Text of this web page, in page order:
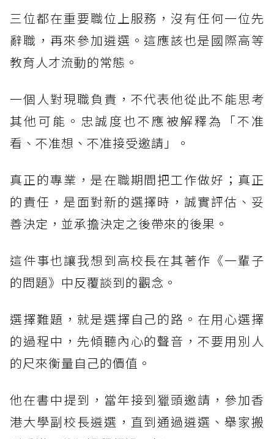
三位都在重要職位上服務，沒有任何一位先
辭職，再來參加遴選。這應該也是國際高等
教育人才流動的常態。
一個人對現職負責，不代表他從此不能思考
其他可能。忠誠度也不應被解釋為「不准
看、不准想、不准接受邀請」。
真正的專業，是在職期間把工作做好；真正
的責任，是面對新的選擇時，誠實評估、妥
善決定，並承擔決定之後帶來的後果。
這件事也讓我想到高校長在其著作《一輩子
的問題》中反覆談到的觀念。
選擇難題，就是選擇自己的路。在用心選擇
的過程中，先傾聽內心的聲音，不要用別人
的尺來衡量自己的價值。
他在書中提到，當年接到獵頭邀請，參加香
港大學副校長遴選，直到通過遴選、舉家搬